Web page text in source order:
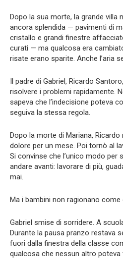
Dopo la sua morte, la grande villa
ancora splendida — pavimenti di
cristallo e grandi finestre
curati — ma qualcosa era
risate erano sparite. Anche l’aria
Il padre di Gabriel, Ricardo
risolvere i problemi rapidamente.
sapeva che l’indecisione poteva
seguiva la stessa regola.
Dopo la morte di Mariana,
dolore per un mese. Poi tornò al
Si convinse che l’unico modo per
andare avanti: lavorare di più,
mai.
Ma i bambini non ragionano come
Gabriel smise di sorridere. A
Durante la pausa pranzo restava
fuori dalla finestra della classe
qualcosa che nessun altro poteva